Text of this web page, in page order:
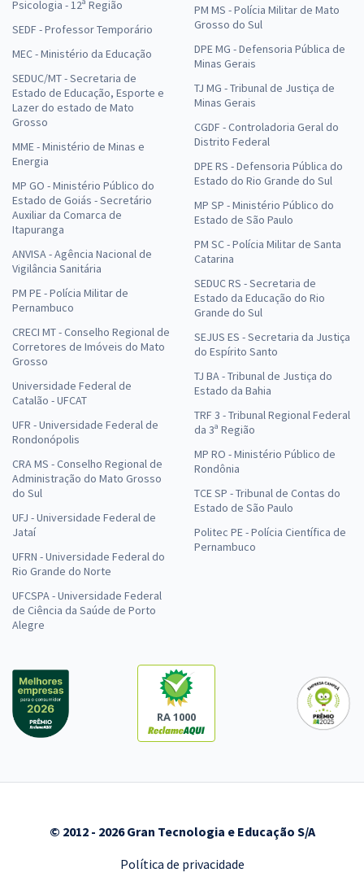
Psicologia - 12ª Região
SEDF - Professor Temporário
MEC - Ministério da Educação
SEDUC/MT - Secretaria de
Estado de Educação, Esporte e
Lazer do estado de Mato
Grosso
MME - Ministério de Minas e
Energia
MP GO - Ministério Público do
Estado de Goiás - Secretário
Auxiliar da Comarca de
Itapuranga
ANVISA - Agência Nacional de
Vigilância Sanitária
PM PE - Polícia Militar de
Pernambuco
CRECI MT - Conselho Regional de
Corretores de Imóveis do Mato
Grosso
Universidade Federal de
Catalão - UFCAT
UFR - Universidade Federal de
Rondonópolis
CRA MS - Conselho Regional de
Administração do Mato Grosso
do Sul
UFJ - Universidade Federal de
Jataí
UFRN - Universidade Federal do
Rio Grande do Norte
UFCSPA - Universidade Federal
de Ciência da Saúde de Porto
Alegre
PM MS - Polícia Militar de Mato
Grosso do Sul
DPE MG - Defensoria Pública de
Minas Gerais
TJ MG - Tribunal de Justiça de
Minas Gerais
CGDF - Controladoria Geral do
Distrito Federal
DPE RS - Defensoria Pública do
Estado do Rio Grande do Sul
MP SP - Ministério Público do
Estado de São Paulo
PM SC - Polícia Militar de Santa
Catarina
SEDUC RS - Secretaria de
Estado da Educação do Rio
Grande do Sul
SEJUS ES - Secretaria da Justiça
do Espírito Santo
TJ BA - Tribunal de Justiça do
Estado da Bahia
TRF 3 - Tribunal Regional Federal
da 3ª Região
MP RO - Ministério Público de
Rondônia
TCE SP - Tribunal de Contas do
Estado de São Paulo
Politec PE - Polícia Científica de
Pernambuco
RA 1000
© 2012 - 2026 Gran Tecnologia e Educação S/A
Política de privacidade